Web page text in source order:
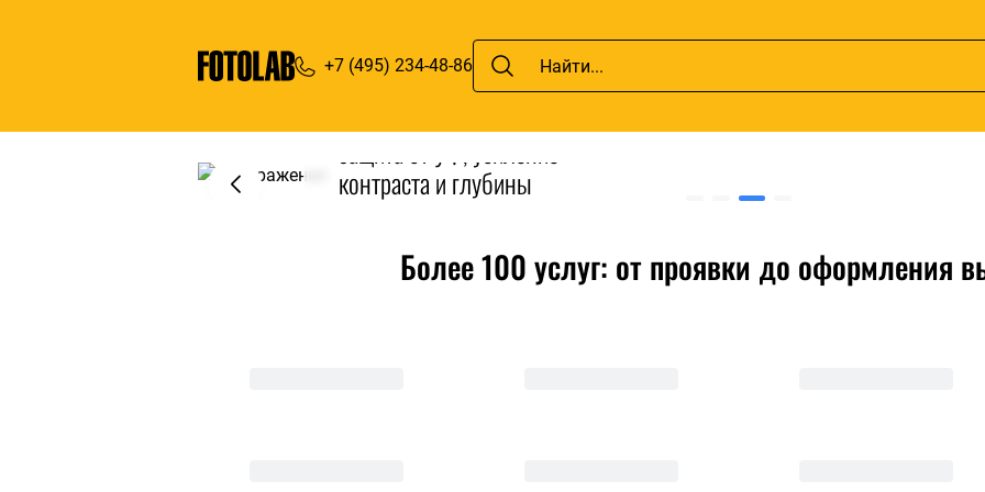
+7 (495) 234-48-86
фото
контраста и глубины
изображения. Для
Более 100 услуг: от проявки до оформления